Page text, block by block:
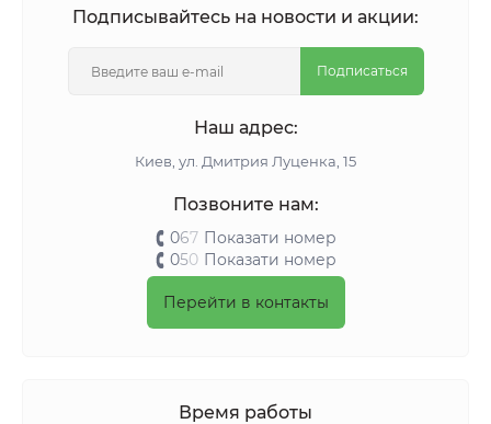
Подписывайтесь на новости и акции:
Подписаться
Наш адрес:
Киeв, ул. Дмитрия Луценка, 15
Позвоните нам:
067 Показати номер
050 Показати номер
Перейти в контакты
Время работы